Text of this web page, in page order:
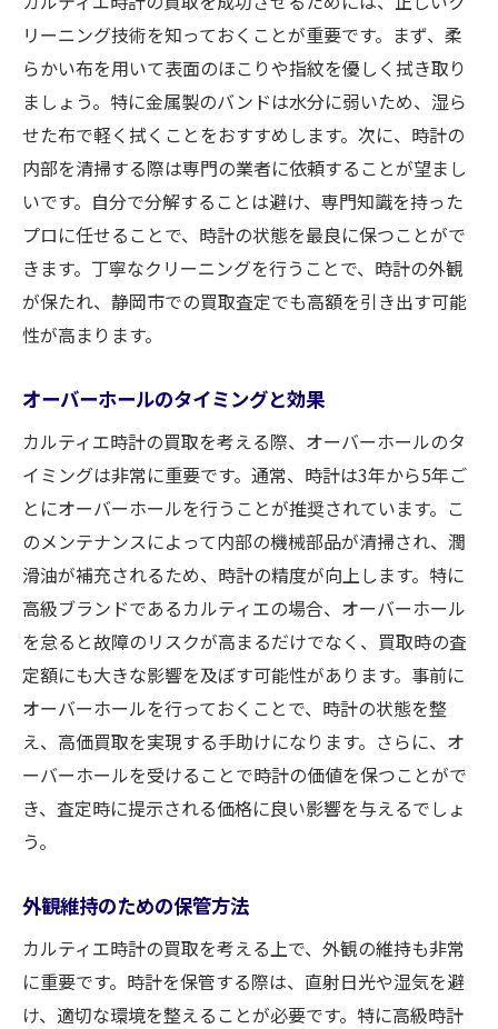
リーニング技術を知っておくことが重要です。まず、柔
らかい布を用いて表面のほこりや指紋を優しく拭き取り
ましょう。特に金属製のバンドは水分に弱いため、湿ら
せた布で軽く拭くことをおすすめします。次に、時計の
内部を清掃する際は専門の業者に依頼することが望まし
いです。自分で分解することは避け、専門知識を持った
プロに任せることで、時計の状態を最良に保つことがで
きます。丁寧なクリーニングを行うことで、時計の外観
が保たれ、静岡市での買取査定でも高額を引き出す可能
性が高まります。
オーバーホールのタイミングと効果
カルティエ時計の買取を考える際、オーバーホールのタ
イミングは非常に重要です。通常、時計は3年から5年ご
とにオーバーホールを行うことが推奨されています。こ
のメンテナンスによって内部の機械部品が清掃され、潤
滑油が補充されるため、時計の精度が向上します。特に
高級ブランドであるカルティエの場合、オーバーホール
を怠ると故障のリスクが高まるだけでなく、買取時の査
定額にも大きな影響を及ぼす可能性があります。事前に
オーバーホールを行っておくことで、時計の状態を整
え、高価買取を実現する手助けになります。さらに、オ
ーバーホールを受けることで時計の価値を保つことがで
き、査定時に提示される価格に良い影響を与えるでしょ
う。
外観維持のための保管方法
カルティエ時計の買取を考える上で、外観の維持も非常
に重要です。時計を保管する際は、直射日光や湿気を避
け、適切な環境を整えることが必要です。特に高級時計